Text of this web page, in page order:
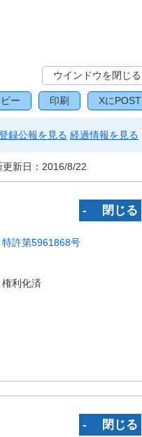
ウインドウを閉じる
ー 印刷 XにPOST
録公報を見る 経過情報を見る
新日： 2016/8/22
‐ 閉じる
特許第5961868号
権利化済
‐ 閉じる